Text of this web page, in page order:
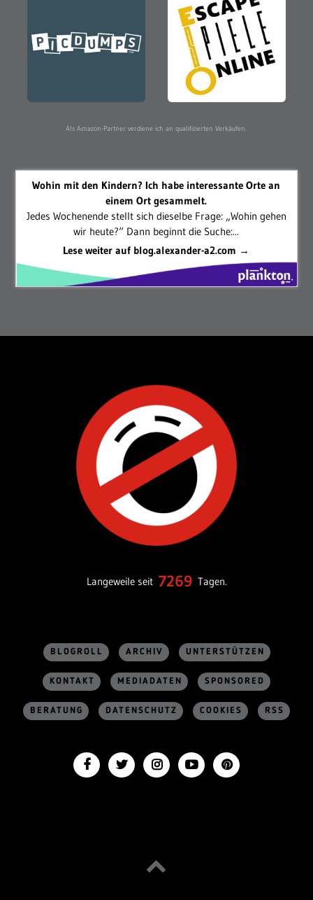
Als Amazon-Partner verdiene ich an qualifizierten Verkäufen.
Wohin mit den Kindern? Ich habe interessante Orte an
einem Ort gesammelt.
Jedes Wochenende stellt sich dieselbe Frage: „Wohin gehen
wir heute?“ Dann beginnt die Suche:...
Lese weiter auf blog.alexander-a2.com →
Langeweile seit 7269 Tagen.
BLOGROLL ARCHIV UNTERSTÜTZEN
KONTAKT MEDIADATEN SPONSORED
BERATUNG DATENSCHUTZ COOKIES RSS